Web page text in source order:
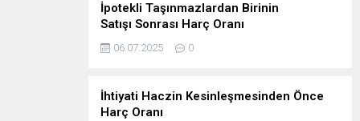
İpotekli Taşınmazlardan Birinin
Satışı Sonrası Harç Oranı
06.07.2025 0
İhtiyati Haczin Kesinleşmesinden Önce
Harç Oranı